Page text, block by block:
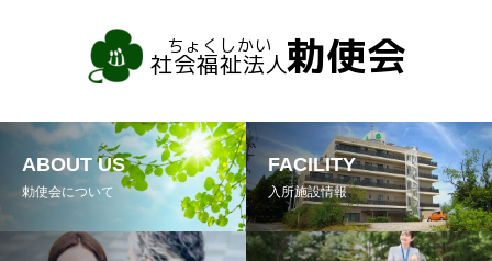
ABOUT US
勅使会について
FACILITY
入所施設情報